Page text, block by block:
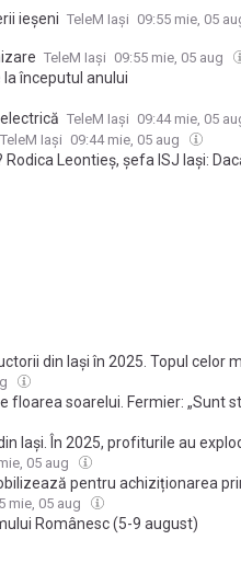
ieșeni TeleM Iași 09:55 mie, 05
TeleM Iași 09:55 mie, 05 aug
începutul anului
TeleM Iași 09:44 mie, 05
TeleM Iași 09:44 mie, 05 aug
Leontieș, șefa ISJ Iași:
localități să nu meargă
din Iași în 2025. Topul celor
floarea soarelui. Fermier: „Sunt
Iași. În 2025, profiturile au
05 aug
pentru achiziționarea
mie, 05 aug
Românesc (5-9 august)